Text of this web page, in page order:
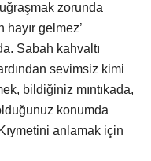
zorunda
hayır gelmez’
Sabah kahvaltı
sevimsiz kimi
bildiğiniz mıntıkada,
konumda
anlamak için